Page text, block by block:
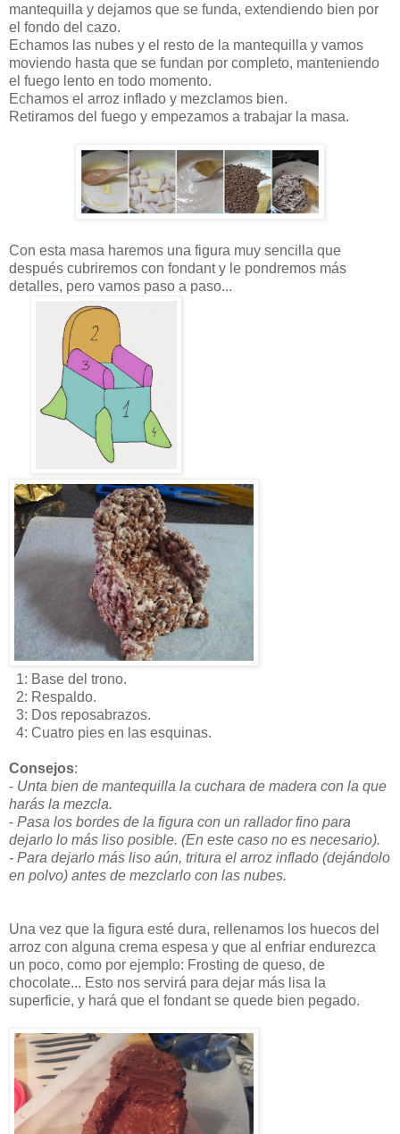
mantequilla y dejamos que se funda, extendiendo bien por
el fondo del cazo.
Echamos las nubes y el resto de la mantequilla y vamos
moviendo hasta que se fundan por completo, manteniendo
el fuego lento en todo momento.
Echamos el arroz inflado y mezclamos bien.
Retiramos del fuego y empezamos a trabajar la masa.
Con esta masa haremos una figura muy sencilla que
después cubriremos con fondant y le pondremos más
detalles, pero vamos paso a paso...
1: Base del trono.
2: Respaldo.
3: Dos reposabrazos.
4: Cuatro pies en las esquinas.
Consejos:
- Unta bien de mantequilla la cuchara de madera con la que
harás la mezcla.
- Pasa los bordes de la figura con un rallador fino para
dejarlo lo más liso posible. (En este caso no es necesario).
- Para dejarlo más liso aún, tritura el arroz inflado (dejándolo
en polvo) antes de mezclarlo con las nubes.
Una vez que la figura esté dura, rellenamos los huecos del
arroz con alguna crema espesa y que al enfriar endurezca
un poco, como por ejemplo: Frosting de queso, de
chocolate... Esto nos servirá para dejar más lisa la
superficie, y hará que el fondant se quede bien pegado.